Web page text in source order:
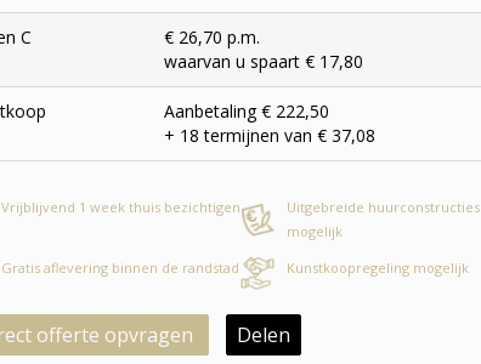
C
€ 26,70 p.m.
waarvan u spaart € 17,80
Aanbetaling € 222,50
+ 18 termijnen van € 37,08
Vrijblijvend 1 week thuis bezichtigen
Uitgebreide huurconstructies
mogelijk
Gratis aflevering binnen de randstad
Kunstkoopregeling mogelijk
offerte opvragen Delen